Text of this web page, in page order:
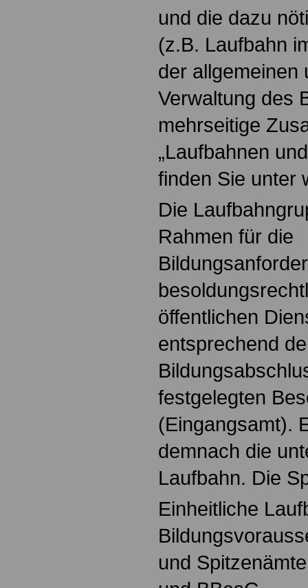
und die dazu
(z.B. Laufbahn
der allgemeinen
Verwaltung des
mehrseitige
„Laufbahnen
finden Sie unter
Die
Rahmen für die
öffentlichen
entsprechend
festgelegten
(Eingangsamt).
demnach die
Laufbahn. Die
Einheitliche
und